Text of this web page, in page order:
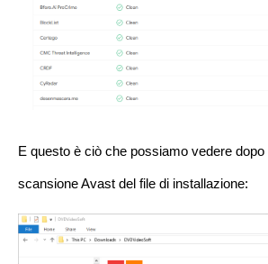
E questo è ciò che possiamo vedere
scansione Avast del file di installazione: